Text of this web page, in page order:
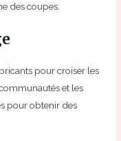
des coupes.
pour croiser les
et les
pour obtenir des